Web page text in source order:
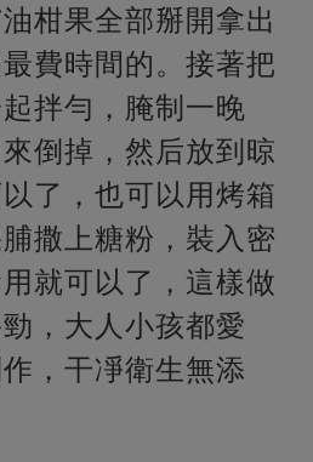
柑果全部掰開拿出
費時間的。接著把
拌勻，腌制一晚
倒掉，然后放到晾
了，也可以用烤箱
撒上糖粉，裝入密
就可以了，這樣做
，大人小孩都愛
，干凈衛生無添